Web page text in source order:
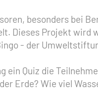
besonders bei
Dieses Projekt wird
- der
Quiz die
Erde? Wie viel